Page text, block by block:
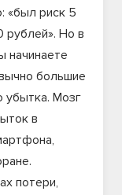
«был риск 5
рублей». Но в
начинаете
большие
убытка. Мозг
в
потери,